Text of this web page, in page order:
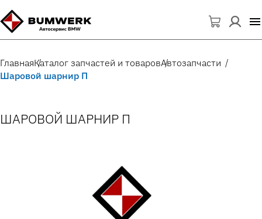
ГлавнаяКаталог запчастей и товаровАвтозапчасти
Шаровой шарнир П
ШАРОВОЙ ШАРНИР П